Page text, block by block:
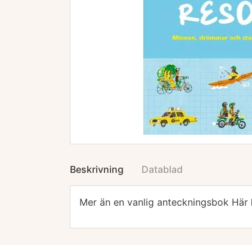
Beskrivning Datablad
Mer än en vanlig anteckningsbok